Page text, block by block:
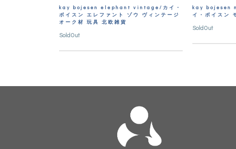
kay bojesen elephant vintage/カイ・
ボイスン エレファント ゾウ ヴィンテージ
オーク材 玩具 北欧雑貨
SoldOut
kay bojesen
イ・ボイスン
SoldOut